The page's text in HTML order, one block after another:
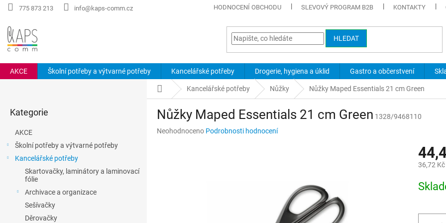
Přejít
775 873 213 info@kaps-comm.cz HODNOCENÍ OBCHODU SLEVOVÝ PROGRAM B2B KONTAKTY
HLEDAT
AKCE Školní potřeby a výtvarné potřeby Kancelářské potřeby Drogerie, hygiena a úklid Gastro a občerstvení
kategorie
Kategorie
AKCE
Školní potřeby a výtvarné potřeby
Kancelářské potřeby
Skartovačky, laminátory a laminovací
fólie
Archivace a organizace
Sešívačky
Děrovačky
Domů Kancelářské potřeby Nůžky Nůžky Maped Essentials 21 cm Green
Nůžky Maped Essentials 21 cm Green 1328/9468110
Průměrné
Neohodnoceno Podrobnosti hodnocení
36,72 Kč
cena: